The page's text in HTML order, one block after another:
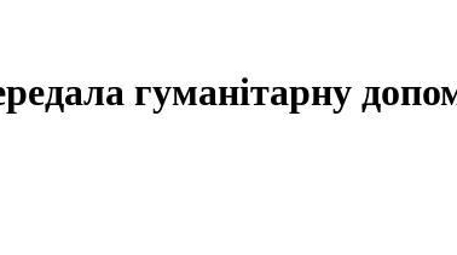
гуманітарну